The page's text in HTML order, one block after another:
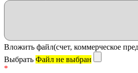
Вложить файл(счет, коммерческое
Выбрать Файл не выбран
*